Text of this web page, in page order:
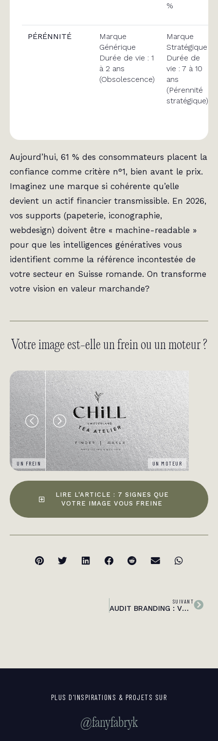
%
PÉRÉNNITÉ
Marque
Générique
Durée de vie : 1
à 2 ans
(Obsolescence)
Marque
Stratégique
Durée de
vie : 7 à 10
ans
(Pérennité
stratégique)
Aujourd’hui, 61 % des consommateurs placent la
confiance comme critère n°1, bien avant le prix.
Imaginez une marque si cohérente qu’elle
devient un actif financier transmissible. En 2026,
vos supports (papeterie, iconographie,
webdesign) doivent être « machine-readable »
pour que les intelligences génératives vous
identifient comme la référence incontestée de
votre secteur en Suisse romande. On transforme
votre vision en valeur marchande?
Votre image est-elle un frein ou un moteur ?
UN FREIN UN MOTEUR
LIRE L'ARTICLE : 7 SIGNES QUE
VOTRE IMAGE VOUS FREINE
SUIVANT
AUDIT BRANDING : VOTRE MARQUE EST-ELLE UNE PASSOIRE?
PLUS D'INSPIRATIONS & PROJETS SUR
@fanyfabryk